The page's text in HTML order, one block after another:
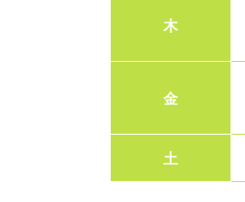
木
金
土